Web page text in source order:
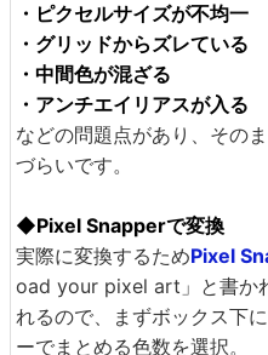
・ピクセルサイズが不均一
・グリッドからズレている
・中間色が混ざる
・アンチエイリアスが入る
などの問題点があり、その
づらいです。
◆Pixel Snapperで変換
実際に変換するためPixel
oad your pixel art」と書か
れるので、まずボックス下
ーでまとめる色数を選択。